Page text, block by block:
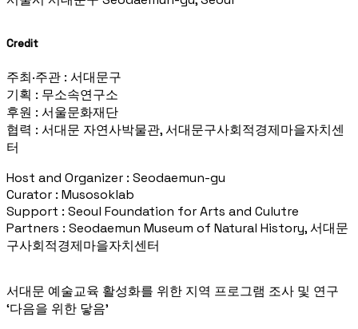
Credit
주최·주관 : 서대문구
기획 : 무소속연구소
후원 : 서울문화재단
협력 : 서대문 자연사박물관, 서대문구사회적경제마을자치센
터
Host and Organizer : Seodaemun-gu
Curator : Musosoklab
Support : Seoul Foundation for Arts and Culutre
Partners : Seodaemun Museum of Natural History, 서대문
구사회적경제마을자치센터
서대문 예술교육 활성화를 위한 지역 프로그램 조사 및 연구
‘다음을 위한 닿음’